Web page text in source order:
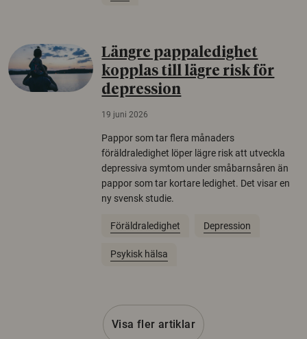
Längre pappaledighet
kopplas till lägre risk för
depression
19 juni 2026
Pappor som tar flera månaders
föräldraledighet löper lägre risk att utveckla
depressiva symtom under småbarnsåren än
pappor som tar kortare ledighet. Det visar en
ny svensk studie.
Föräldraledighet Depression
Psykisk hälsa
Visa fler artiklar